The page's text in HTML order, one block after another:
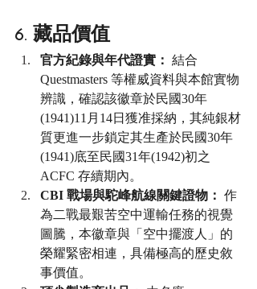
6. 藏品價值
官方紀錄與年代證實： 結合
Questmasters 等權威資料與本館實物
辨識，確認該徽章於民國30年
(1941)11月14日獲准採納，其純銀材
質更進一步鎖定其生產於民國30年
(1941)底至民國31年(1942)初之
ACFC 存續期內。
CBI 戰場與駝峰航線關鍵證物： 作
為二戰最艱苦空中運輸任務的視覺
圖騰，本徽章與「空中擺渡人」的
榮耀緊密相連，具備極高的歷史敘
事價值。